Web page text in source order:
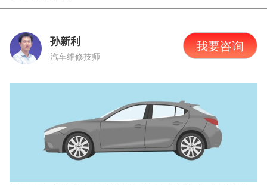
孙新利
汽车维修技师
我要咨询